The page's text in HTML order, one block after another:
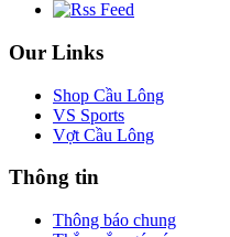
Our Links
Shop Cầu Lông
VS Sports
Vợt Cầu Lông
Thông tin
Thông báo chung